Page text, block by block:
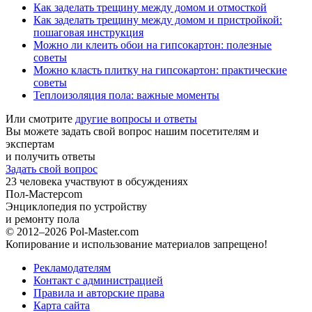
Как заделать трещину между домом и отмосткой
Как заделать трещину между домом и пристройкой:
пошаговая инструкция
Можно ли клеить обои на гипсокартон: полезные
советы
Можно класть плитку на гипсокартон: практические
советы
Теплоизоляция пола: важные моменты
Или смотрите другие вопросы и ответы
Вы можете задать свой вопрос нашим посетителям и
экспертам
и получить ответы
Задать свой вопрос
23 человека участвуют в обсуждениях
Пол-Мастерcom
Энциклопедия по устройству
и ремонту пола
© 2012–2026 Pol-Master.com
Копирование и использование материалов запрещено!
Рекламодателям
Контакт с администрацией
Правила и авторские права
Карта сайта